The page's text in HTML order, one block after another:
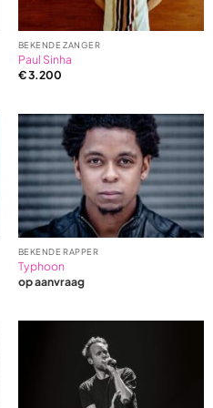
BEKENDE ZANGER
Paul Sinha
€3.200
BEKENDE RAPPER
Typhoon
op aanvraag